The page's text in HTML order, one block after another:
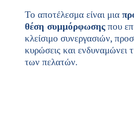
Το αποτέλεσμα είναι μια
θέση συμμόρφωσης που
κλείσιμο συνεργασιών,
κυρώσεις και ενδυναμώνει
των πελατών.